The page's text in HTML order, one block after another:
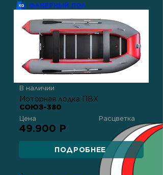
ФАНЕРНЫЙ ПОЛ
В наличии
Моторная лодка ПВХ
СОЮЗ-380
Цена Расцветка
49.900 Р
ПОДРОБНЕЕ